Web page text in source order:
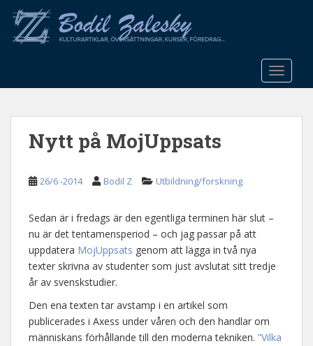
o
Nytt på MojUppsats
26/6 -2014 Bodil Z Utbildning/forskning
Sedan är i fredags är den egentliga terminen här slut –
nu är det tentamensperiod – och jag passar på att
uppdatera MojUppsats genom att lägga in två nya
texter skrivna av studenter som just avslutat sitt tredje
år av svenskstudier.
Den ena texten tar avstamp i en artikel som
publicerades i Axess under våren och den handlar om
människans förhållande till den moderna tekniken. ”Vilka